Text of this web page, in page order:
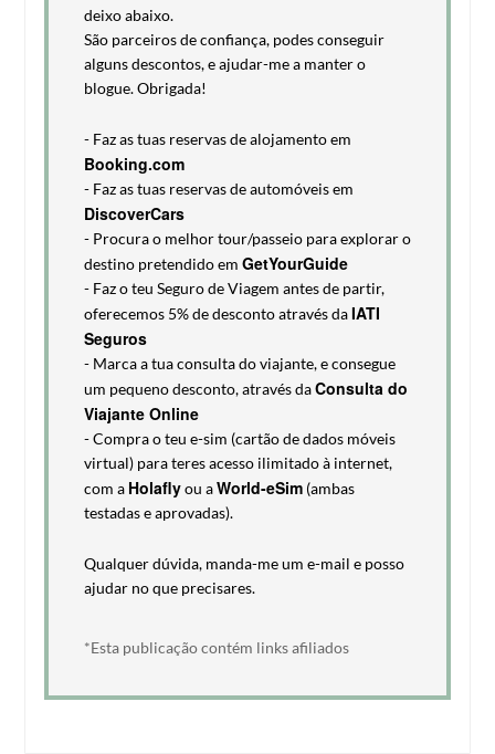
deixo abaixo.
São parceiros de confiança, podes conseguir
alguns descontos, e ajudar-me a manter o
blogue. Obrigada!
- Faz as tuas reservas de alojamento em
Booking.com
- Faz as tuas reservas de automóveis em
DiscoverCars
- Procura o melhor tour/passeio para explorar o
destino pretendido em GetYourGuide
- Faz o teu Seguro de Viagem antes de partir,
oferecemos 5% de desconto através daIATI
Seguros
- Marca a tua consulta do viajante, e consegue
um pequeno desconto, através daConsulta do
Viajante Online
- Compra o teu e-sim (cartão de dados móveis
virtual) para teres acesso ilimitado à internet,
com a Holaflyou aWorld-eSim(ambas
testadas e aprovadas).
Qualquer dúvida, manda-me um e-mail e posso
ajudar no que precisares.
*Esta publicação contém links afiliados